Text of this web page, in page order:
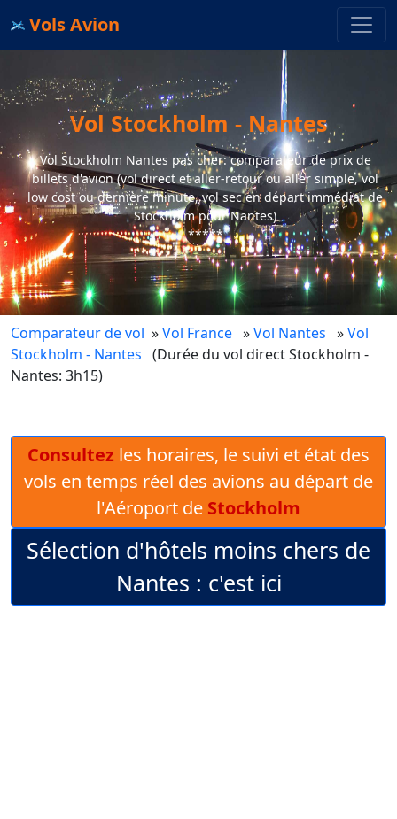
Vols Avion
Vol Stockholm - Nantes
Vol Stockholm Nantes pas cher: comparateur de prix de
billets d'avion (vol direct et aller-retour ou aller simple, vol
low cost ou dernière minute, vol sec en départ immédiat de
Stockholm pour Nantes)
*****
Comparateur de vol »Vol France »Vol Nantes »Vol
Stockholm - Nantes (Durée du vol direct Stockholm -
Nantes: 3h15)
Consultez les horaires, le suivi et état des
vols en temps réel des avions au départ de
l'Aéroport de Stockholm
Sélection d'hôtels moins chers de
Nantes : c'est ici